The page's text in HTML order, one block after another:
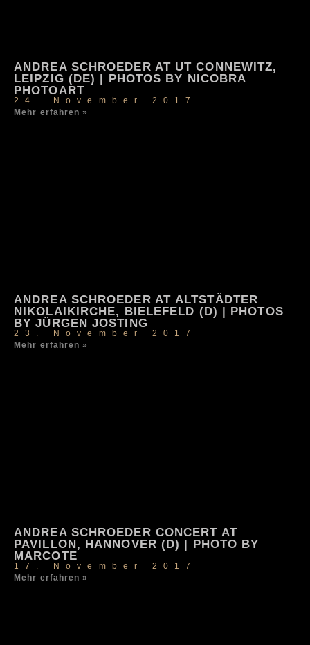
ANDREA SCHROEDER AT UT CONNEWITZ,
LEIPZIG (DE) | PHOTOS BY NICOBRA
PHOTOART
24. November 2017
Mehr erfahren »
ANDREA SCHROEDER AT ALTSTÄDTER
NIKOLAIKIRCHE, BIELEFELD (D) | PHOTOS
BY JÜRGEN JOSTING
23. November 2017
Mehr erfahren »
ANDREA SCHROEDER CONCERT AT
PAVILLON, HANNOVER (D) | PHOTO BY
MARCOTE
17. November 2017
Mehr erfahren »